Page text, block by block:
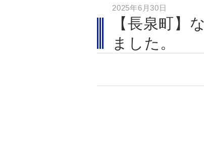
2025年6月30日
【長泉町
ました。